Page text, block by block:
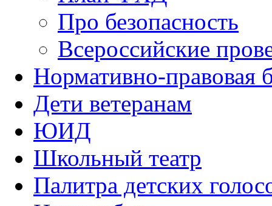
Про безопасность
Всероссийские
Нормативно-правовая
Дети ветеранам
ЮИД
Школьный театр
Палитра детских